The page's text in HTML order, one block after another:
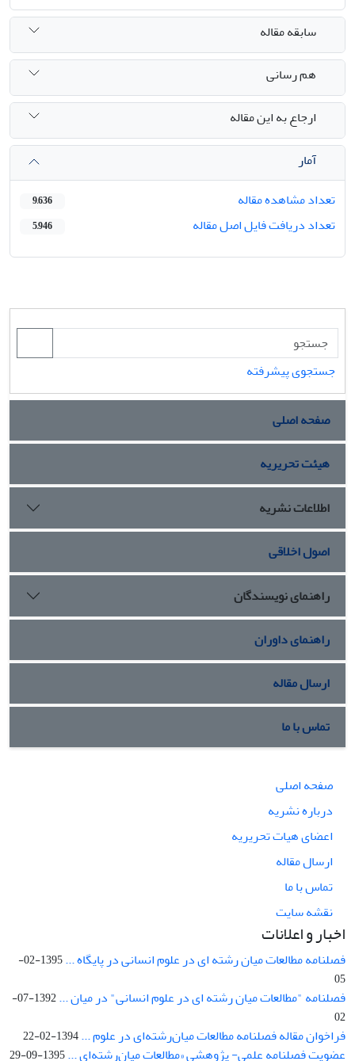
سابقه مقاله
هم رسانی
ارجاع به این مقاله
آمار
تعداد مشاهده مقاله
9,636
تعداد دریافت فایل اصل مقاله 5,946
جستجوی پیشرفته
صفحه اصلی
هیئت تحریریه
اطلاعات نشریه
اصول اخلاقی
راهنمای نویسندگان
راهنمای داوران
ارسال مقاله
تماس با ما
صفحه اصلی
درباره نشریه
اعضای هیات تحریریه
ارسال مقاله
تماس با ما
نقشه سایت
اخبار و اعلانات
فصلنامه مطالعات میان رشته ای در علوم انسانی در پایگاه ...
1395-02-
05
فصلنامه "مطالعات میان رشته ای در علوم انسانی" در میان ...
1392-07-
02
فراخوان مقاله فصلنامه مطالعات میان‌رشته‌ای در علوم ...1394-02-22
عضویت فصلنامه علمی- پژوهشی «مطالعات میان‌رشته‌ای ...1395-09-29